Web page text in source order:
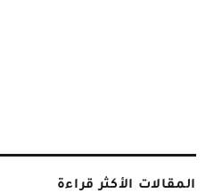
المقالات الأكثر قراءة